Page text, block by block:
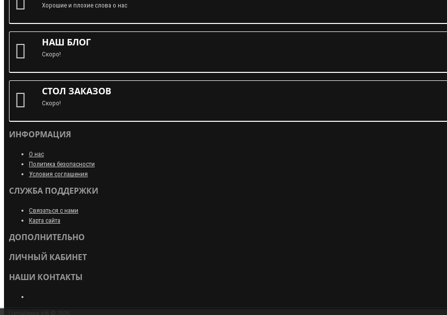
Хорошие и плохие слова о нас
НАШ БЛОГ
Скоро!
СТОЛ ЗАКАЗОВ
Скоро!
ИНФОРМАЦИЯ
О нас
Политика безопасности
Условия соглашения
СЛУЖБА ПОДДЕРЖКИ
Связаться с нами
Карта сайта
ДОПОЛНИТЕЛЬНО
ЛИЧНЫЙ КАБИНЕТ
НАШИ КОНТАКТЫ